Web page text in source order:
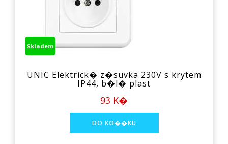
Skladem
UNIC Elektrick� z�suvka 230V s krytem
IP44, b�l� plast
93 K�